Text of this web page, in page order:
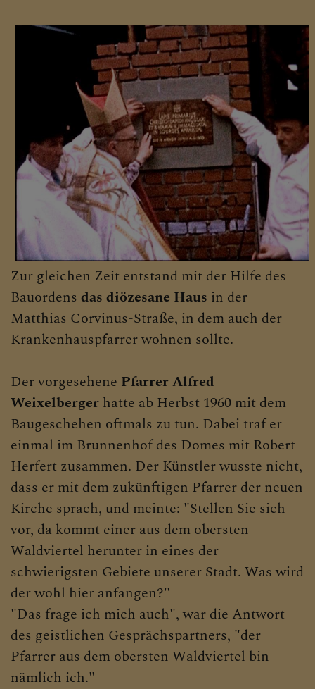
Priester der Pfarre
Pfarrgebiet
LOURDES Frankreich
CHRISTLICHES LEBEN &
SAKRAMENTE
Zur gleichen Zeit entstand mit der Hilfe des
Bauordens das diözesane Haus in der
Matthias Corvinus-Straße, in dem auch der
Krankenhauspfarrer wohnen sollte.
Der vorgesehene Pfarrer Alfred
Weixelberger hatte ab Herbst 1960 mit dem
Baugeschehen oftmals zu tun. Dabei traf er
einmal im Brunnenhof des Domes mit Robert
Herfert zusammen. Der Künstler wusste nicht,
dass er mit dem zukünftigen Pfarrer der neuen
Kirche sprach, und meinte: "Stellen Sie sich
vor, da kommt einer aus dem obersten
Waldviertel herunter in eines der
schwierigsten Gebiete unserer Stadt. Was wird
der wohl hier anfangen?"
"Das frage ich mich auch", war die Antwort
des geistlichen Gesprächspartners, "der
Pfarrer aus dem obersten Waldviertel bin
nämlich ich."